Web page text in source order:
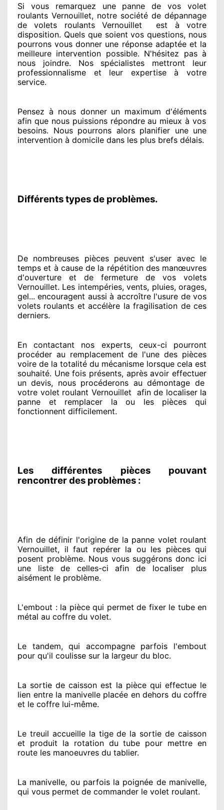
Si vous remarquez une panne de vos volet
roulants Vernouillet, notre société de dépannage
de volets roulants Vernouillet
est à votre
disposition. Quels que soient vos questions, nous
pourrons vous donner une réponse adaptéeet la
meilleure intervention possible. N'hésitez pas à
nous joindre. Nos spécialistes mettront leur
professionnalisme et leur expertise à votre
service.
Pensez à nous donnerun maximum d'éléments
afin que nous puissions répondre au mieux à vos
besoins. Nous pourrons alors planifier une une
intervention à domicile dans les plus brefs délais.
Différents types de problèmes.
De nombreuses pièces peuvent s'user avec le
temps et à causede la répétition des manœuvres
d'ouverture et de fermeture de vos volets
Vernouillet. Les intempéries, vents, pluies, orages,
gel... encouragent aussi à accroîtrel'usure de vos
volets roulants et accélère la fragilisation de ces
derniers.
En contactant nos experts, ceux-ci pourront
procéder au remplacement de l'une des pièces
voire de la totalité du mécanisme lorsque cela est
souhaité. Une fois présents, après avoir effectuer
un devis, nous procéderons au démontage de
votre volet roulant Vernouillet afin de localiser la
panne et remplacer la ou les pièces qui
fonctionnent difficilement.
Les différentes pièces pouvant
rencontrer des problèmes :
Afin de définir l'originede la panne volet roulant
Vernouillet, il faut repérerla ou les pièces qui
posent problème. Nous vous suggérons donc ici
une liste de celles-ci afin de localiser plus
aisément le problème.
L'embout : la pièce qui permet de fixer le tube en
métal au coffre du volet.
Le tandem, qui accompagne parfois l'embout
pour qu'il coulisse sur la largeur du bloc.
La sortie de caisson est la pièce qui effectuele
lien entre la manivelle placée en dehors du coffre
et le coffre lui-même.
Le treuil accueille la tige de la sortie de caisson
et produit la rotation du tube pour mettre en
route les manoeuvres du tablier.
La manivelle, ou parfois la poignée de manivelle,
qui vous permet de commander le volet roulant.